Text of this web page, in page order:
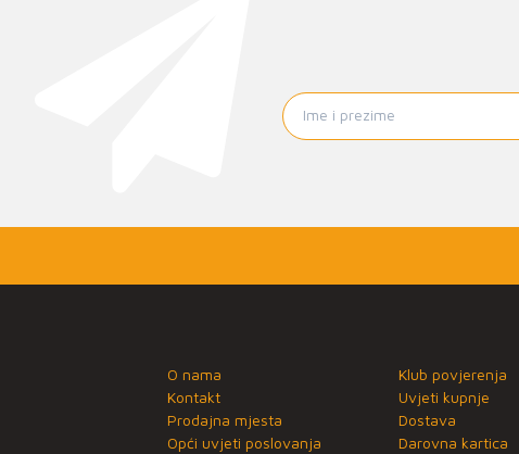
O nama
Kontakt
Prodajna mjesta
Opći uvjeti poslovanja
Klub povjerenja
Uvjeti kupnje
Dostava
Darovna kartica